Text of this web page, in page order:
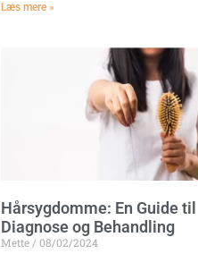
Læs mere »
Hårsygdomme: En Guide til
Diagnose og Behandling
Mette 08/02/2024